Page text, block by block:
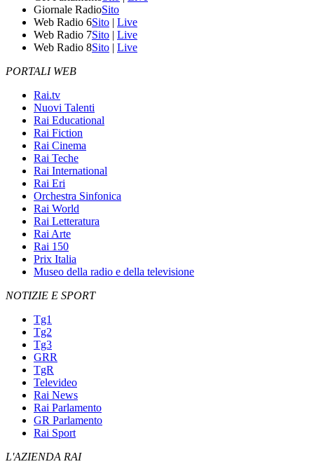
Giornale RadioSito
Web Radio 6Sito | Live
Web Radio 7Sito | Live
Web Radio 8Sito | Live
PORTALI WEB
Rai.tv
Nuovi Talenti
Rai Educational
Rai Fiction
Rai Cinema
Rai Teche
Rai International
Rai Eri
Orchestra Sinfonica
Rai World
Rai Letteratura
Rai Arte
Rai 150
Prix Italia
Museo della radio e della televisione
NOTIZIE E SPORT
Tg1
Tg2
Tg3
GRR
TgR
Televideo
Rai News
Rai Parlamento
GR Parlamento
Rai Sport
L'AZIENDA RAI